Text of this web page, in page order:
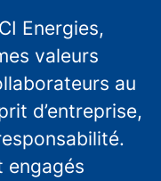
Energies,
valeurs
au
d’entreprise,
engagés